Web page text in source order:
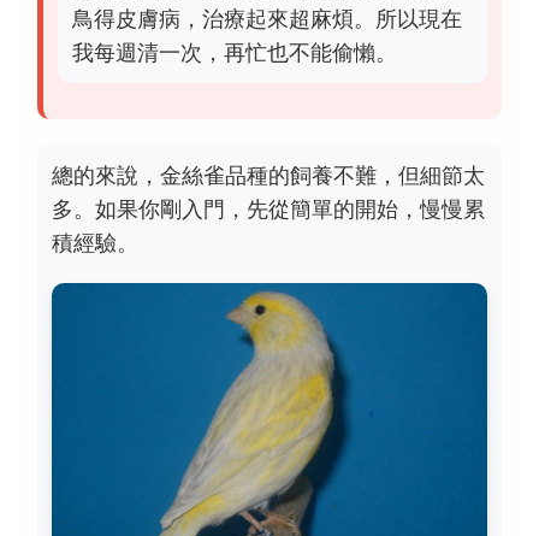
鳥得皮膚病，治療起來超麻煩。所以現在
我每週清一次，再忙也不能偷懶。
總的來說，金絲雀品種的飼養不難，但細節太
多。如果你剛入門，先從簡單的開始，慢慢累
積經驗。